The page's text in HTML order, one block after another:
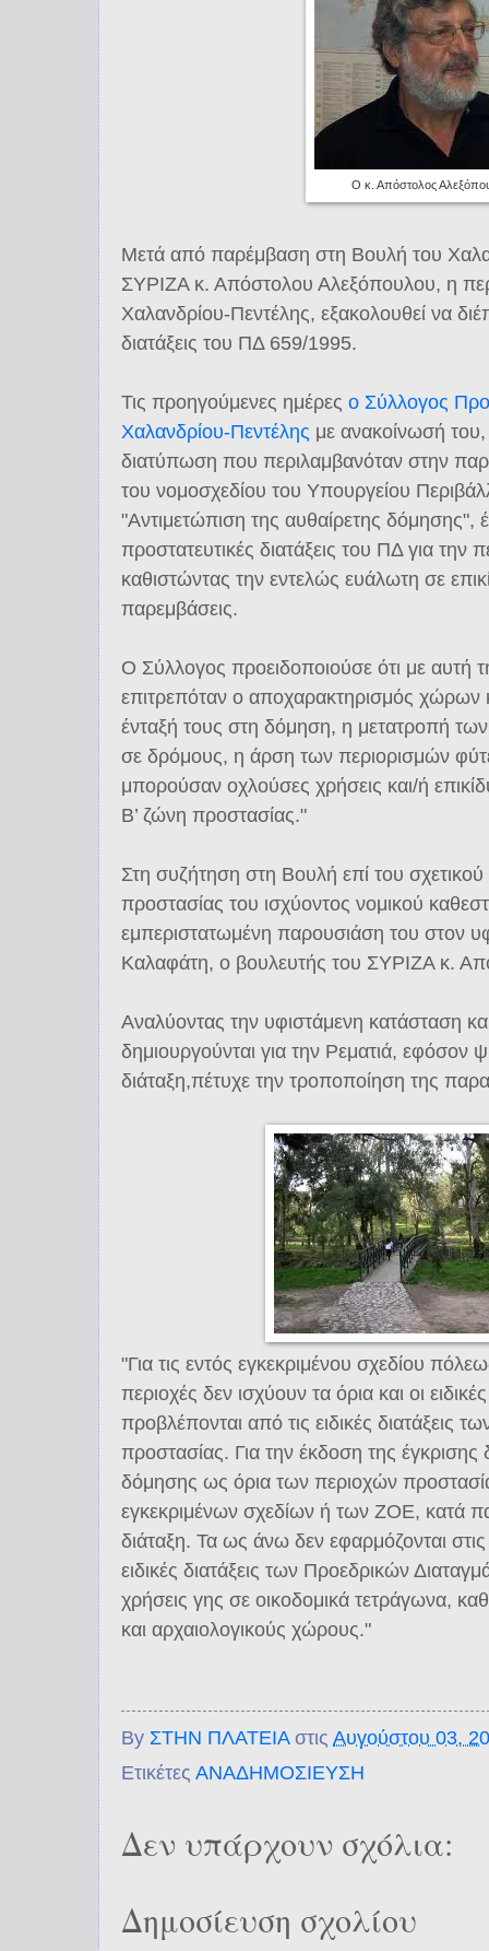
Ο κ. Απόστολος
Μετά από παρέμβαση στη Βουλή του
ΣΥΡΙΖΑ κ. Απόστολου Αλεξόπουλου, η
Χαλανδρίου-Πεντέλης, εξακολουθεί να
διατάξεις του ΠΔ 659/1995.
Τις προηγούμενες ημέρες ο Σύλλογος
Χαλανδρίου-Πεντέλης με ανακοίνωσή του,
διατύπωση που περιλαμβανόταν στην
του νομοσχεδίου του Υπουργείου
"Αντιμετώπιση της αυθαίρετης δόμησης",
προστατευτικές διατάξεις του ΠΔ για την
καθιστώντας την εντελώς ευάλωτη σε
παρεμβάσεις.
Ο Σύλλογος προειδοποιούσε ότι με αυτή
επιτρεπόταν ο αποχαρακτηρισμός χώρων
ένταξή τους στη δόμηση, η μετατροπή
σε δρόμους, η άρση των περιορισμών
μπορούσαν οχλούσες χρήσεις και/ή
Β’ ζώνη προστασίας."
Στη συζήτηση στη Βουλή επί του
προστασίας του ισχύοντος νομικού
εμπεριστατωμένη παρουσιάση του στον
Καλαφάτη, ο βουλευτής του ΣΥΡΙΖΑ κ.
Αναλύοντας την υφιστάμενη κατάσταση
δημιουργούνται για την Ρεματιά, εφόσον
διάταξη,πέτυχε την τροποποίηση της
"Για τις εντός εγκεκριμένου σχεδίου
περιοχές δεν ισχύουν τα όρια και οι
προβλέπονται από τις ειδικές διατάξεις
προστασίας. Για την έκδοση της έγκρισης
δόμησης ως όρια των περιοχών
εγκεκριμένων σχεδίων ή των ΖΟΕ, κατά
διάταξη. Τα ως άνω δεν εφαρμόζονται
ειδικές διατάξεις των Προεδρικών
χρήσεις γης σε οικοδομικά τετράγωνα,
και αρχαιολογικούς χώρους."
By ΣΤΗΝ ΠΛΑΤΕΙΑ στις Αυγούστου 03,
Ετικέτες ΑΝΑΔΗΜΟΣΙΕΥΣΗ
Δεν υπάρχουν σχόλια:
Δημοσίευση σχολίου